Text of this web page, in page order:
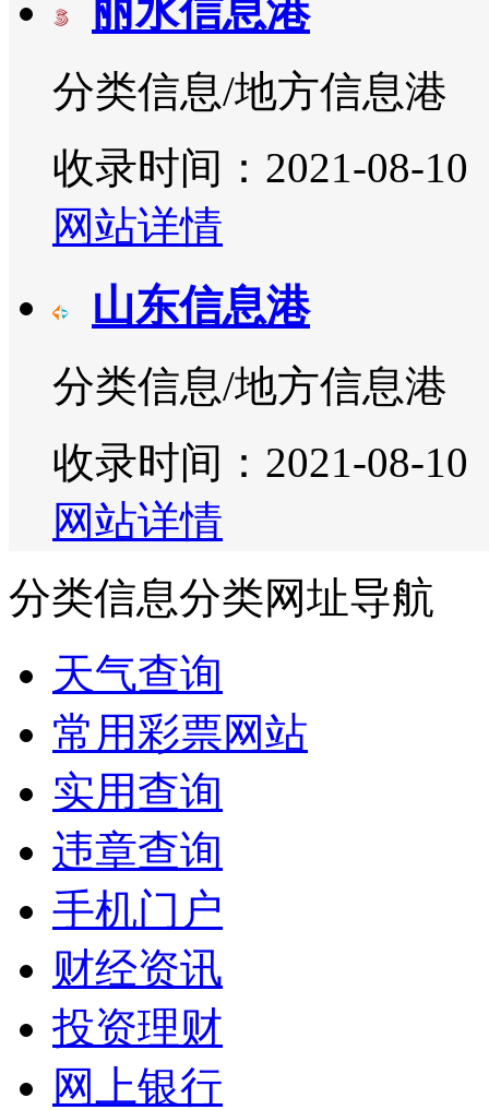
丽水信息港
分类信息/地方信息港
收录时间：2021-08-10
网站详情
山东信息港
分类信息/地方信息港
收录时间：2021-08-10
网站详情
分类信息分类网址导航
天气查询
常用彩票网站
实用查询
违章查询
手机门户
财经资讯
投资理财
网上银行